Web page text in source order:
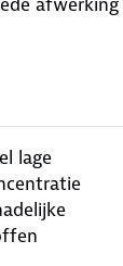
afwerking
lage